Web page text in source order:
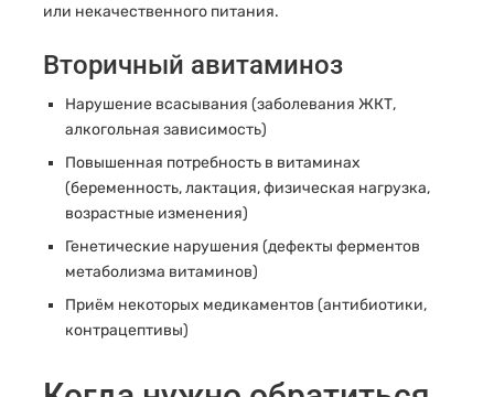
или некачественного питания.
Вторичный авитаминоз
Нарушение всасывания (заболевания ЖКТ,
алкогольная зависимость)
Повышенная потребность в витаминах
(беременность, лактация, физическая нагрузка,
возрастные изменения)
Генетические нарушения (дефекты ферментов
метаболизма витаминов)
Приём некоторых медикаментов (антибиотики,
контрацептивы)